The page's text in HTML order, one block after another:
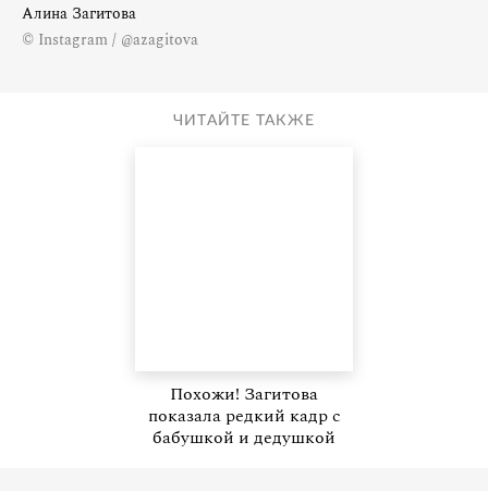
Алина Загитова
© Instagram / @azagitova
ЧИТАЙТЕ ТАКЖЕ
Похожи! Загитова
показала редкий кадр с
бабушкой и дедушкой